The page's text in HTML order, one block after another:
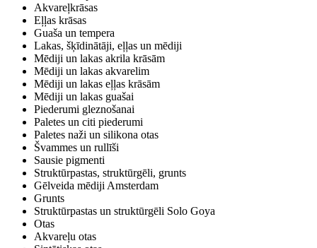
Akvareļkrāsas
Eļļas krāsas
Guaša un tempera
Lakas, šķīdinātāji, eļļas un mēdiji
Mēdiji un lakas akrila krāsām
Mēdiji un lakas akvarelim
Mēdiji un lakas eļļas krāsām
Mēdiji un lakas guašai
Piederumi gleznošanai
Paletes un citi piederumi
Paletes naži un silikona otas
Švammes un rullīši
Sausie pigmenti
Struktūrpastas, struktūrgēli, grunts
Gēlveida mēdiji Amsterdam
Grunts
Struktūrpastas un struktūrgēli Solo Goya
Otas
Akvareļu otas